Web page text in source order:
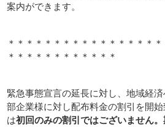
案内ができます。
＊＊＊＊＊＊＊＊＊＊＊＊＊＊＊＊
＊＊＊＊＊＊＊＊＊＊＊＊
緊急事態宣言の延長に対し、地域経
部企業様に対し配布料金の割引を開
は初回のみの割引ではございません